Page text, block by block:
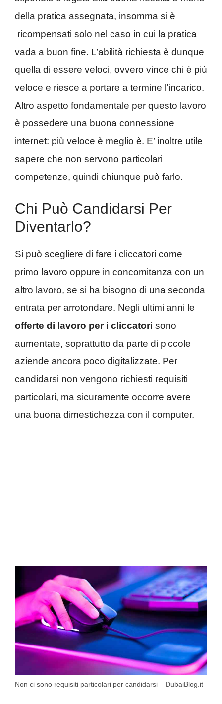
della pratica assegnata, insomma si è
ricompensati solo nel caso in cui la pratica
vada a buon fine. L’abilità richiesta è dunque
quella di essere veloci, ovvero vince chi è più
veloce e riesce a portare a termine l’incarico.
Altro aspetto fondamentale per questo lavoro
è possedere una buona connessione
internet: più veloce è meglio è. E’ inoltre utile
sapere che non servono particolari
competenze, quindi chiunque può farlo.
Chi Può Candidarsi Per
Diventarlo?
Si può scegliere di fare i cliccatori come
primo lavoro oppure in concomitanza con un
altro lavoro, se si ha bisogno di una seconda
entrata per arrotondare. Negli ultimi anni le
offerte di lavoro per i cliccatori sono
aumentate, soprattutto da parte di piccole
aziende ancora poco digitalizzate. Per
candidarsi non vengono richiesti requisiti
particolari, ma sicuramente occorre avere
una buona dimestichezza con il computer.
Non ci sono requisiti particolari per candidarsi – DubaiBlog.it